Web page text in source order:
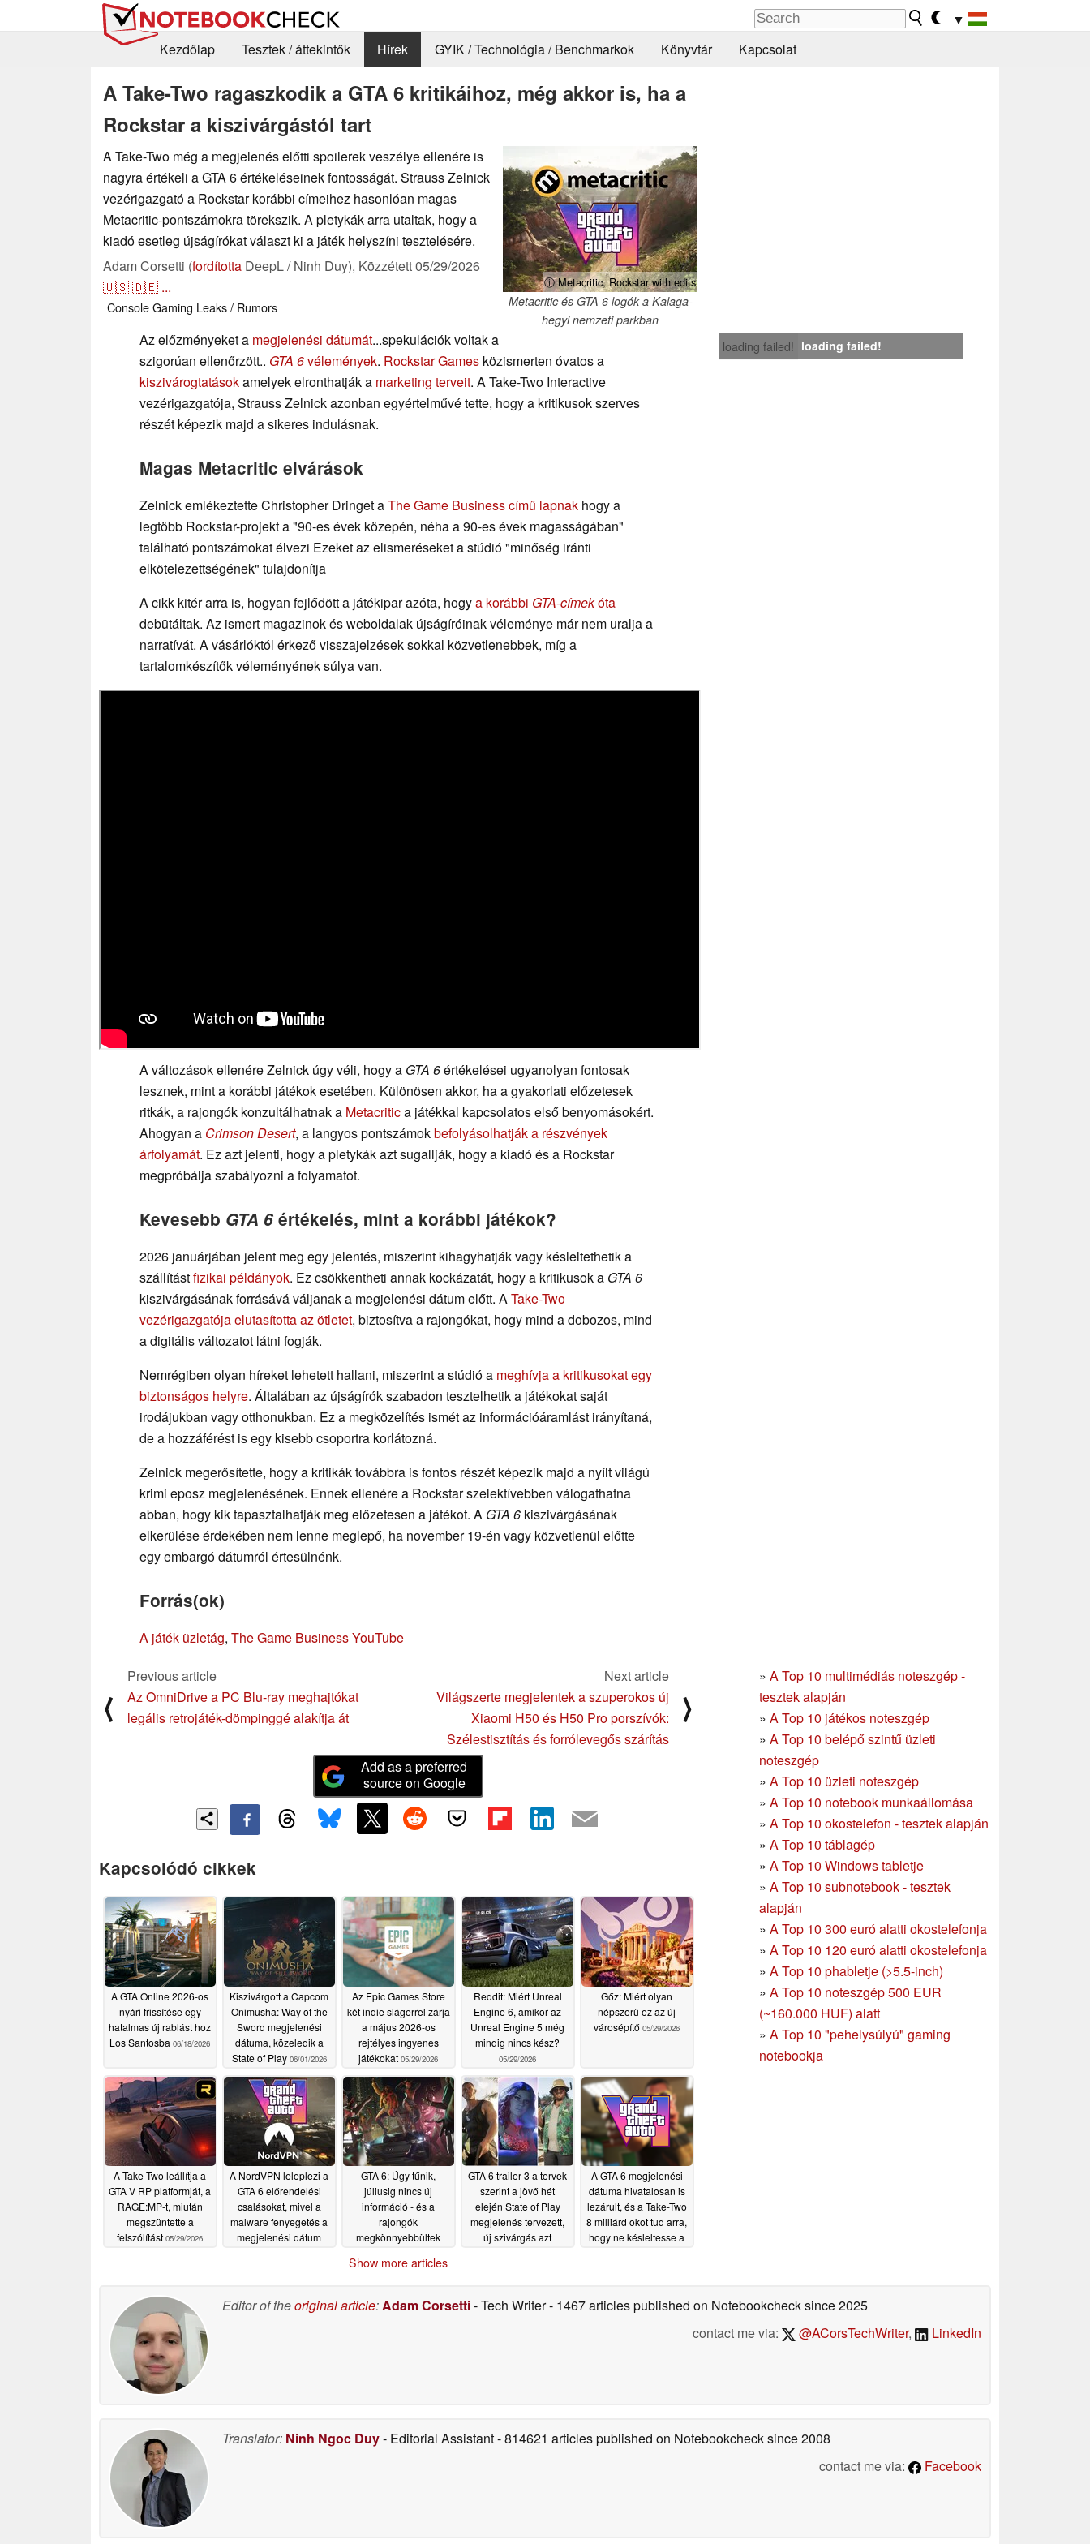
▼
Kezdőlap
Tesztek / áttekintők Hírek GYIK / Technológia / Benchmarkok Könyvtár Kapcsolat
A Take-Two ragaszkodik a GTA 6 kritikáihoz, még akkor is, ha a
Rockstar a kiszivárgástól tart
ⓘ Metacritic, Rockstar with edits
Metacritic és GTA 6 logók a Kalaga-
hegyi nemzeti parkban
A Take-Two még a megjelenés előtti spoilerek veszélye ellenére is
nagyra értékeli a GTA 6 értékeléseinek fontosságát. Strauss Zelnick
vezérigazgató a Rockstar korábbi címeihez hasonlóan magas
Metacritic-pontszámokra törekszik. A pletykák arra utaltak, hogy a
kiadó esetleg újságírókat választ ki a játék helyszíni tesztelésére.
Adam Corsetti (fordította DeepL / Ninh Duy), Közzétett05/29/2026
🇺🇸🇩🇪 ...
ConsoleGaming Leaks / Rumors
loading failed! loading failed!
Az előzményeket a megjelenési dátumát...spekulációk voltak a
szigorúan ellenőrzött.. GTA 6vélemények. Rockstar Games közismerten óvatos a
kiszivárogtatásokamelyek elronthatják a marketing terveit. A Take-Two Interactive
vezérigazgatója, Strauss Zelnick azonban egyértelművé tette, hogy a kritikusok szerves
részét képezik majd a sikeres indulásnak.
Magas Metacritic elvárások
Zelnick emlékeztette Christopher Dringet aThe Game Business című lapnak hogy a
legtöbb Rockstar-projekt a "90-es évek közepén, néha a 90-es évek magasságában"
található pontszámokat élvezi Ezeket az elismeréseket a stúdió "minőség iránti
elkötelezettségének" tulajdonítja
A cikk kitér arra is, hogyan fejlődött a játékipar azóta, hogya korábbi GTA-címekóta
debütáltak. Az ismert magazinok és weboldalak újságíróinak véleménye már nem uralja a
narratívát. A vásárlóktól érkező visszajelzések sokkal közvetlenebbek, míg a
tartalomkészítők véleményének súlya van.
A változások ellenére Zelnick úgy véli, hogy a GTA 6értékelései ugyanolyan fontosak
lesznek, mint a korábbi játékok esetében. Különösen akkor, ha a gyakorlati előzetesek
ritkák, a rajongók konzultálhatnak a Metacritica játékkal kapcsolatos első benyomásokért.
Ahogyan a Crimson Desert, a langyos pontszámokbefolyásolhatják a részvények
árfolyamát. Ez azt jelenti, hogy a pletykák azt sugallják, hogy a kiadó és a Rockstar
megpróbálja szabályozni a folyamatot.
Kevesebb GTA 6 értékelés, mint a korábbi játékok?
2026 januárjában jelent meg egy jelentés, miszerint kihagyhatják vagy késleltethetik a
szállítástfizikai példányok. Ez csökkentheti annak kockázatát, hogy a kritikusok a GTA 6
kiszivárgásának forrásává váljanak a megjelenési dátum előtt. ATake-Two
vezérigazgatója elutasította az ötletet, biztosítva a rajongókat, hogy mind a dobozos, mind
a digitális változatot látni fogják.
Nemrégiben olyan híreket lehetett hallani, miszerint a stúdió a meghívja a kritikusokat egy
biztonságos helyre. Általában az újságírók szabadon tesztelhetik a játékokat saját
irodájukban vagy otthonukban. Ez a megközelítés ismét az információáramlást irányítaná,
de a hozzáférést is egy kisebb csoportra korlátozná.
Zelnick megerősítette, hogy a kritikák továbbra is fontos részét képezik majd a nyílt világú
krimi eposz megjelenésének. Ennek ellenére a Rockstar szelektívebben válogathatna
abban, hogy kik tapasztalhatják meg előzetesen a játékot. A GTA 6 kiszivárgásának
elkerülése érdekében nem lenne meglepő, ha november 19-én vagy közvetlenül előtte
egy embargó dátumról értesülnénk.
Forrás(ok)
A játék üzletág, The Game Business YouTube
» A Top 10 multimédiás noteszgép -
tesztek alapján
» A Top 10 játékos noteszgép
» A Top 10 belépő szintű üzleti
noteszgép
» A Top 10 üzleti noteszgép
» A Top 10 notebook munkaállomása
» A Top 10 okostelefon - tesztek alapján
» A Top 10 táblagép
» A Top 10 Windows tabletje
» A Top 10 subnotebook - tesztek
alapján
» A Top 10 300 euró alatti okostelefonja
» A Top 10 120 euró alatti okostelefonja
» A Top 10 phabletje (>5.5-inch)
» A Top 10 noteszgép 500 EUR
(~160.000 HUF) alatt
» A Top 10 "pehelysúlyú" gaming
notebookja
⟨
Previous article
Az OmniDrive a PC Blu-ray meghajtókat
legális retrojáték-dömpinggé alakítja át
Next article
Világszerte megjelentek a szuperokos új
Xiaomi H50 és H50 Pro porszívók:
Szélestisztítás és forrólevegős szárítás
⟩
Add as a preferred
source on Google
Kapcsolódó cikkek
A GTA Online 2026-os
nyári frissítése egy
hatalmas új rablást hoz
Los Santosba 06/18/2026
Kiszivárgott a Capcom
Onimusha: Way of the
Sword megjelenési
dátuma, közeledik a
State of Play 06/01/2026
Az Epic Games Store
két indie slágerrel zárja
a május 2026-os
rejtélyes ingyenes
játékokat 05/29/2026
Reddit: Miért Unreal
Engine 6, amikor az
Unreal Engine 5 még
mindig nincs kész?
05/29/2026
Gőz: Miért olyan
népszerű ez az új
városépítő 05/29/2026
A Take-Two leállítja a
GTA V RP platformját, a
RAGE:MP-t, miután
megszüntette a
felszólítást 05/29/2026
A NordVPN leleplezi a
GTA 6 előrendelési
csalásokat, mivel a
malware fenyegetés a
megjelenési dátum
GTA 6: Úgy tűnik,
júliusig nincs új
információ - és a
rajongók
megkönnyebbültek
GTA 6 trailer 3 a tervek
szerint a jövő hét
elején State of Play
megjelenés tervezett,
új szivárgás azt
A GTA 6 megjelenési
dátuma hivatalosan is
lezárult, és a Take-Two
8 milliárd okot tud arra,
hogy ne késleltesse a
Show more articles
Editor of theoriginal article:Adam Corsetti- Tech Writer- 1467 articles published on Notebookchecksince 2025
contact me via:
@ACorsTechWriter, LinkedIn
Translator: Ninh Ngoc Duy- Editorial Assistant- 814621 articles published on Notebookchecksince 2008
contact me via:
Facebook